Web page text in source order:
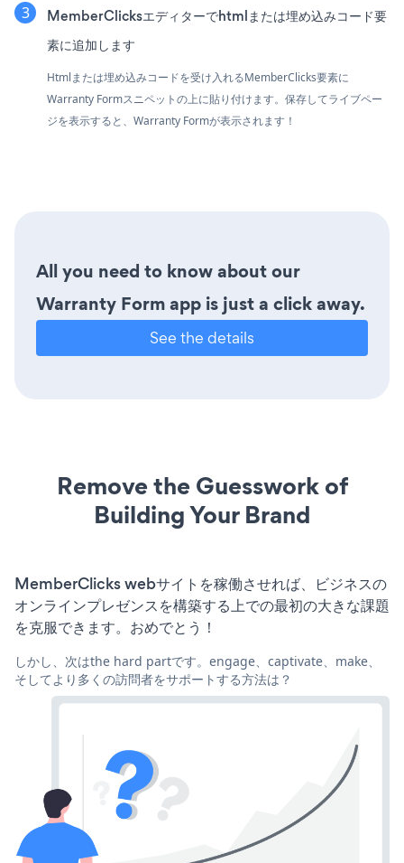
MemberClicksエディターでhtmlまたは埋め込みコード要
素に追加します
Htmlまたは埋め込みコードを受け入れるMemberClicks要素に
Warranty Formスニペットの上に貼り付けます。保存してライブペー
ジを表示すると、Warranty Formが表示されます！
All you need to know about our
Warranty Form app is just a click away.
See the details
Remove the Guesswork of
Building Your Brand
MemberClicks webサイトを稼働させれば、ビジネスの
オンラインプレゼンスを構築する上での最初の大きな課題
を克服できます。おめでとう！
しかし、次はthe hard partです。engage、captivate、make、
そしてより多くの訪問者をサポートする方法は？